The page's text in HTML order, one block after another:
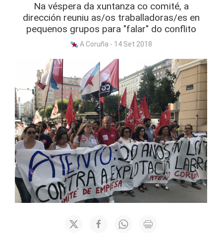
Na véspera da xuntanza co comité, a
dirección reuniu as/os traballadoras/es en
pequenos grupos para "falar" do conflito
A Coruña - 14 Set 2018